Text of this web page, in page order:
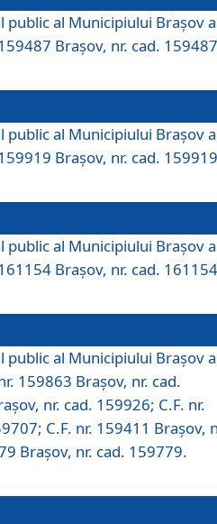
public al Municipiului Braşov a
Brașov, nr. cad.
public al Municipiului Braşov a
Brașov, nr. cad.
public al Municipiului Braşov a
Brașov, nr. cad.
public al Municipiului Braşov a
159863 Brașov, nr. cad.
nr. cad. 159926; C.F. nr.
C.F. nr. 159411 Brașov,
Brașov, nr. cad. 159779.